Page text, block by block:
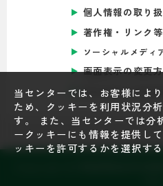
当センターでは、お客様によ
ため、クッキーを利用状況分
す。 また、当センターでは分
ークッキーにも情報を提供し
ッキーを許可するかを選択す
個人情報の取り
著作権・リンク等
ソーシャルメディ
画面表示の変更
Foreign
Copyright © 青森県総合社会